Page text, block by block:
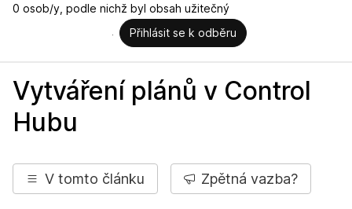
0 osob/y, podle nichž byl obsah užitečný
Přihlásit se k odběru
Vytváření plánů v Control
Hubu
V tomto článku Zpětná vazba?